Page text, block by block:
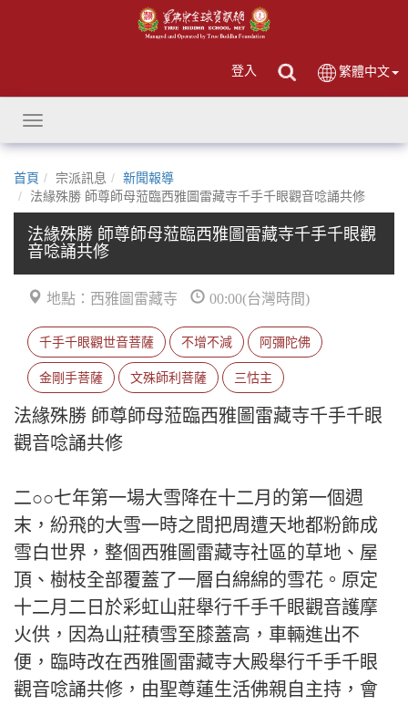
登入 繁體中文
Toggle
navigation
首頁 宗派訊息
新聞報導
法緣殊勝 師尊師母蒞臨西雅圖雷藏寺千手千眼觀音唸誦共修
法緣殊勝 師尊師母蒞臨西雅圖雷藏寺千手千眼觀
音唸誦共修
地點：西雅圖雷藏寺 00:00(台灣時間)
千手千眼觀世音菩薩 不增不減 阿彌陀佛
金剛手菩薩 文殊師利菩薩 三怙主
法緣殊勝 師尊師母蒞臨西雅圖雷藏寺千手千眼
觀音唸誦共修
二○○七年第一場大雪降在十二月的第一個週
末，紛飛的大雪一時之間把周遭天地都粉飾成
雪白世界，整個西雅圖雷藏寺社區的草地、屋
頂、樹枝全部覆蓋了一層白綿綿的雪花。原定
十二月二日於彩虹山莊舉行千手千眼觀音護摩
火供，因為山莊積雪至膝蓋高，車輛進出不
便，臨時改在西雅圖雷藏寺大殿舉行千手千眼
觀音唸誦共修，由聖尊蓮生活佛親自主持，會